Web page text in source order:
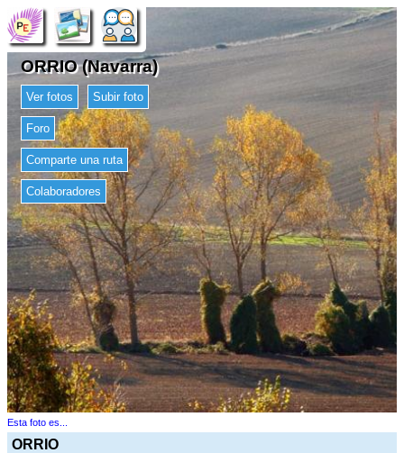
ORRIO (Navarra)
Ver fotos Subir foto
Foro
Comparte una ruta
Colaboradores
Esta foto es...
ORRIO